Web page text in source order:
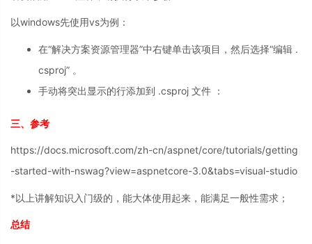
以windows先使用vs为例：
在“解决方案资源管理器”中右键单击该项目，然后选择“编辑 .
csproj” 。
手动将突出显示的行添加到 .csproj 文件 ：
三、参考
https://docs.microsoft.com/zh-cn/aspnet/core/tutorials/getting
-started-with-nswag?view=aspnetcore-3.0&tabs=visual-studio
*以上讲解知识入门级的，能大体使用起来，能满足一般性需求；
总结